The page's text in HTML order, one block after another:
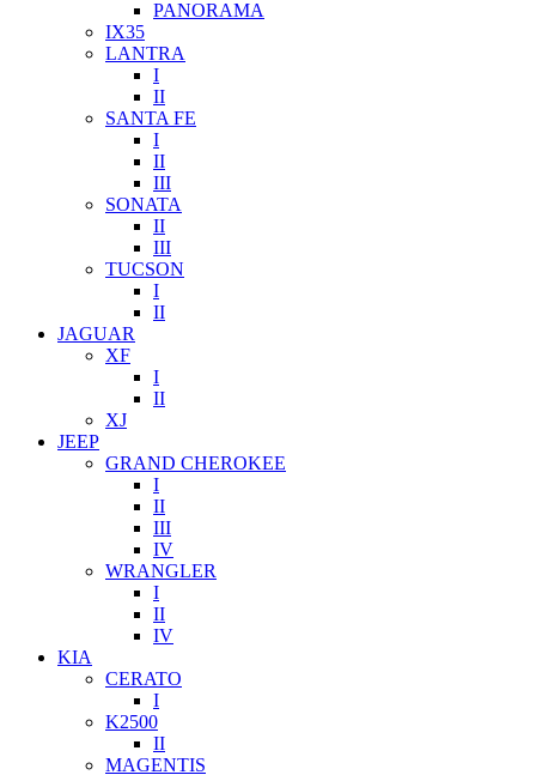
PANORAMA
IX35
LANTRA
I
II
SANTA FE
I
II
III
SONATA
II
III
TUCSON
I
II
JAGUAR
XF
I
II
XJ
JEEP
GRAND CHEROKEE
I
II
III
IV
WRANGLER
I
II
IV
KIA
CERATO
I
K2500
II
MAGENTIS